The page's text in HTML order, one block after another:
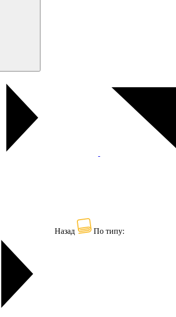
Назад По типу: